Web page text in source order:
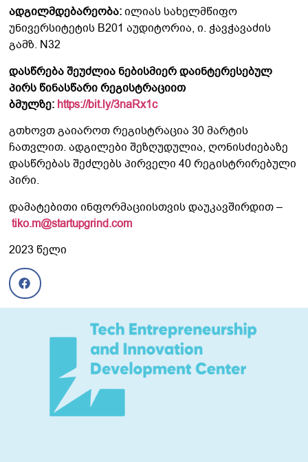
ადგილმდებარეობა:ილიას სახელმწიფო
უნივერსიტეტის B201 აუდიტორია, ი. ჭავჭავაძის
გამზ. N32
დასწრება შეუძლია ნებისმიერ დაინტერესებულ
პირს წინასწარი რეგისტრაციით
ბმულზე: https://bit.ly/3naRx1c
გთხოვთ გაიაროთ რეგისტრაცია 30 მარტის
ჩათვლით. ადგილები შეზღუდულია, ღონისძიებაზე
დასწრებას შეძლებს პირველი 40 რეგისტრირებული
პირი.
დამატებითი ინფორმაციისთვის დაუკავშირდით –
tiko.m@startupgrind.com
2023 წელი